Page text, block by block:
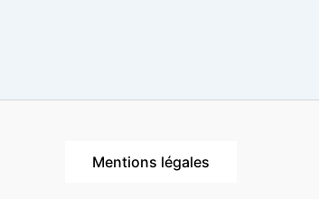
Mentions légales